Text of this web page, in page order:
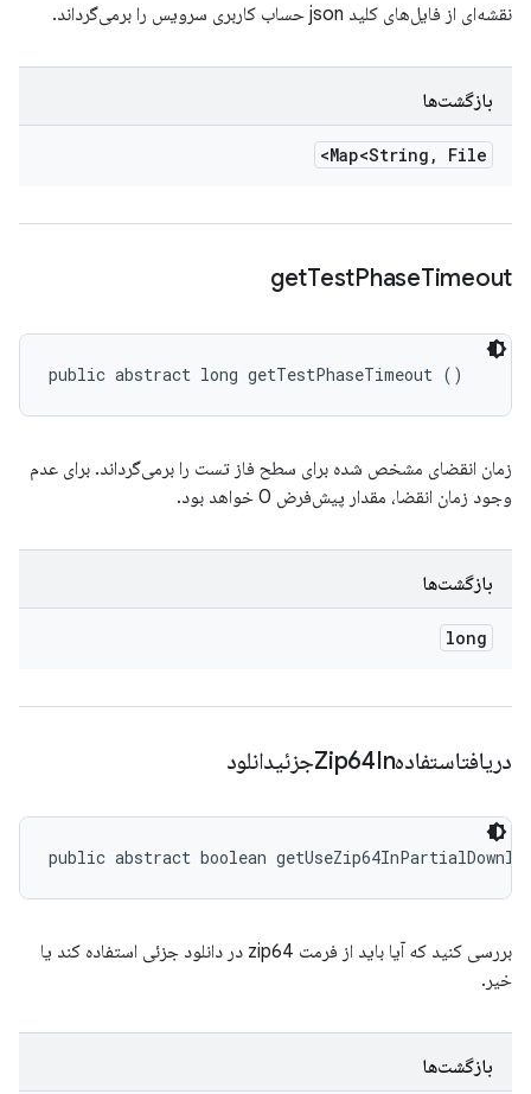
نقشه‌ای از فایل‌های کلید json حساب کاربری سرویس را برمی‌گرداند.
بازگشت‌ها
Map<String , File>
getTestPhaseTimeout
public abstract long getTestPhaseTimeout ()
زمان انقضای مشخص شده برای سطح فاز تست را برمی‌گرداند. برای عدم
وجود زمان انقضا، مقدار پیش‌فرض 0 خواهد بود.
بازگشت‌ها
long
دریافتاستفادهZip64Inجزئیدانلود
public abstract boolean
بررسی کنید که آیا باید از فرمت zip64 در دانلود جزئی استفاده کند یا
خیر.
بازگشت‌ها